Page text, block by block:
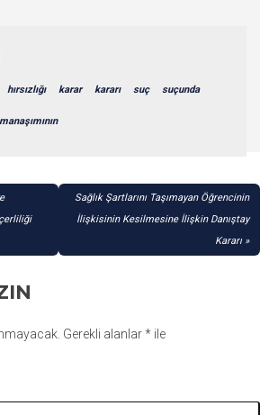
hırsızlığı karar kararı suç suçunda
Sağlık Şartlarını Taşımayan Öğrencinin
İlişkisinin Kesilmesine İlişkin Danıştay
Kararı
Gerekli alanlar* ile